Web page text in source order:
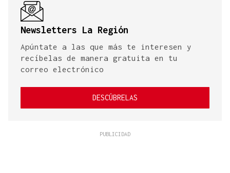
Newsletters La Región
Apúntate a las que más te interesen y
recíbelas de manera gratuita en tu
correo electrónico
DESCÚBRELAS